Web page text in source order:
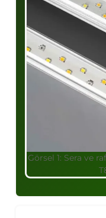
Görsel 1: Sera ve